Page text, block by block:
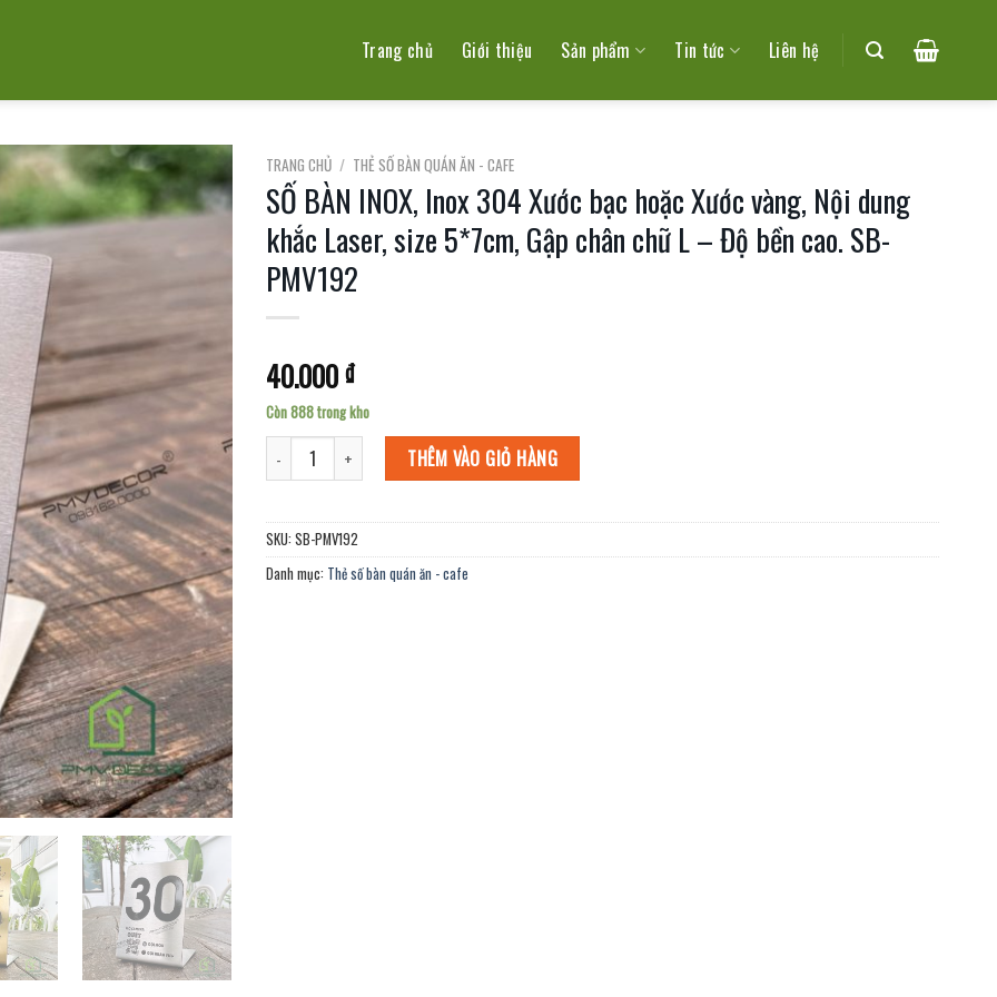
Trang chủ Giới thiệu Sản phẩm Tin tức Liên hệ
TRANG CHỦ / THẺ SỐ BÀN QUÁN ĂN - CAFE
SỐ BÀN INOX, Inox 304 Xước bạc hoặc Xước vàng, Nội dung
khắc Laser, size 5*7cm, Gập chân chữ L – Độ bền cao. SB-
PMV192
40.000 ₫
Còn 888 trong kho
SỐ BÀN INOX, Inox 304 Xước bạc hoặc Xước vàng, Nội dung khắc Laser, size 5*7cm, Gập chân chữ L - Độ bền cao. SB-
THÊM VÀO GIỎ HÀNG
SKU: SB-PMV192
Danh mục: Thẻ số bàn quán ăn - cafe